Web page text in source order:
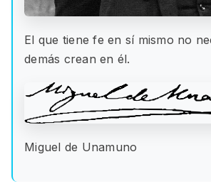
El que tiene fe en sí mismo no
demás crean en él.
Miguel de Unamuno